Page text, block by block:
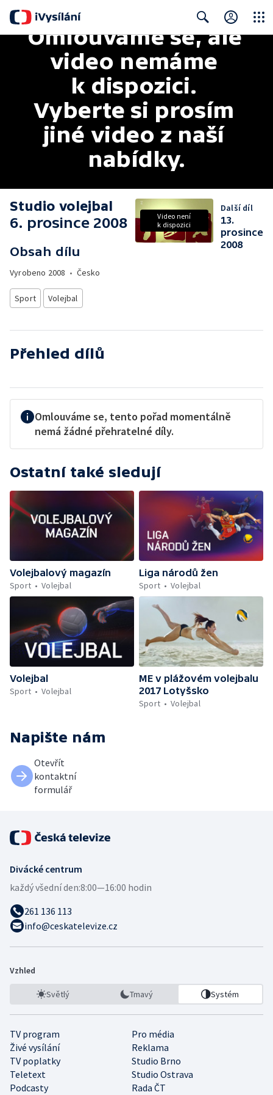
Search
Omlouváme se, ale
video nemáme
k dispozici.
Vyberte si prosím
jiné video z naší
nabídky.
Studio volejbal
6. prosince 2008
Obsah dílu
Vyrobeno 2008 • Česko
Sport Volejbal
Video není
k dispozici
Další díl
13.
prosince
2008
Přehled dílů
Omlouváme se, tento pořad momentálně
nemá žádné přehratelné díly.
Ostatní také sledují
Volejbalový magazín
Sport
Volejbal
Liga národů žen
Sport
Volejbal
Volejbal
Sport
Volejbal
ME v plážovém volejbalu
2017 Lotyšsko
Sport
Volejbal
Napište nám
Otevřít
kontaktní
formulář
Divácké centrum
každý všední den:8:00—16:00 hodin
261 136 113
info@ceskatelevize.cz
Vzhled
Světlý Tmavý Systém
TV program
Pro média
Živé vysílání
Reklama
TV poplatky
Studio Brno
Teletext
Studio Ostrava
Podcasty
Rada ČT